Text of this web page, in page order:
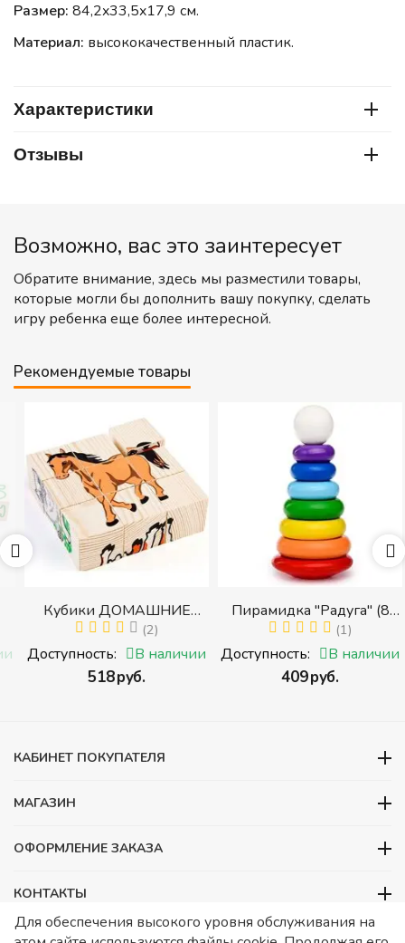
Размер: 84,2x33,5x17,9 см.
Материал: высококачественный пластик.
Характеристики
Отзывы
Возможно, вас это заинтересует
Обратите внимание, здесь мы разместили товары,
которые могли бы дополнить вашу покупку, сделать
игру ребенка еще более интересной.
Рекомендуемые товары
Кубики ДОМАШНИЕ
ЖИВОТНЫЕ (Томик)
(Набор кубиков
разрезных (складных))
(2)
Доступность: В наличии
‍518‍руб.
Пирамидка "Радуга" (8
деталей) (Пирамидка
среднего размера)
(1)
Доступность: В наличии
‍409‍руб.
КАБИНЕТ ПОКУПАТЕЛЯ
МАГАЗИН
ОФОРМЛЕНИЕ ЗАКАЗА
КОНТАКТЫ
ООО «Детский сад», ОГРН 1157746480088
Для обеспечения высокого уровня обслуживания на